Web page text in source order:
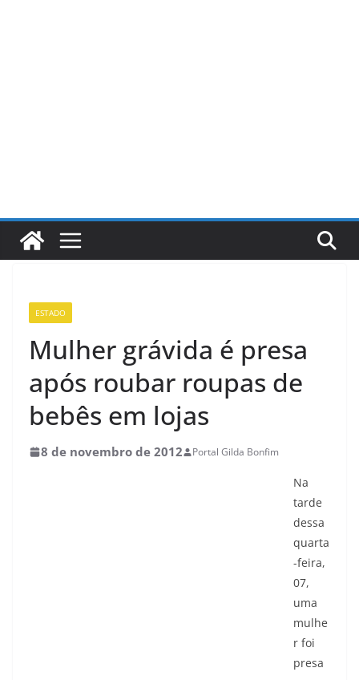
ESTADO
Mulher grávida é presa
após roubar roupas de
bebês em lojas
8 de novembro de 2012 Portal Gilda Bonfim
Na
tarde
dessa
quarta
-feira,
07,
uma
mulhe
r foi
presa